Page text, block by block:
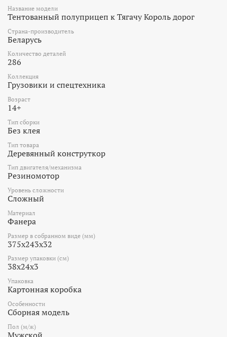
Название модели
Тентованный полуприцеп к Тягачу Король дорог
Страна-производитель
Беларусь
Количество деталей
286
Коллекция
Грузовики и спецтехника
Возраст
14+
Тип сборки
Без клея
Тип товара
Деревянный конструткор
Тип двигателя/механизма
Резиномотор
Уровень сложности
Сложный
Материал
Фанера
Размер в собранном виде (мм)
375х243х32
Размер упаковки (см)
38x24x3
Упаковка
Картонная коробка
Особенности
Сборная модель
Пол (м/ж)